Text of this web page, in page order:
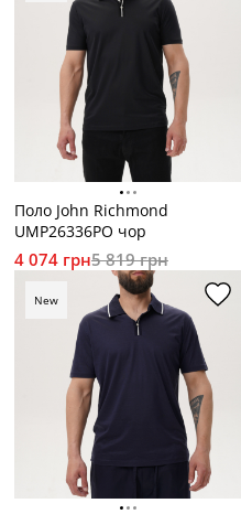
Поло John Richmond
UMP26336PO чор
4 074 грн5 819 грн
New